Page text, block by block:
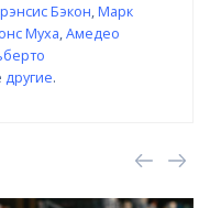
Бэкон,Марк
Муха,Амедео
другие.